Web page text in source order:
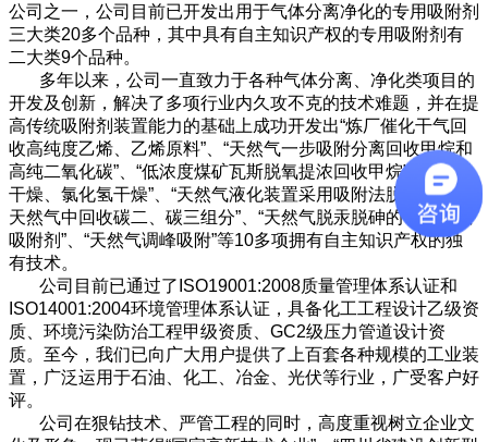
公司之一，公司目前已开发出用于气体分离净化的专用吸附剂
三大类20多个品种，其中具有自主知识产权的专用吸附剂有
二大类9个品种。
多年以来，公司一直致力于各种气体分离、净化类项目的
开发及创新，解决了多项行业内久攻不克的技术难题，并在提
高传统吸附剂装置能力的基础上成功开发出“炼厂催化干气回
收高纯度乙烯、乙烯原料”、“天然气一步吸附分离回收甲烷和
高纯二氧化碳”、“低浓度煤矿瓦斯脱氧提浓回收甲烷”、“氯气
干燥、氯化氢干燥”、“天然气液化装置采用吸附法脱碳”、“从
天然气中回收碳二、碳三组分”、“天然气脱汞脱砷的专用高效
吸附剂”、“天然气调峰吸附”等10多项拥有自主知识产权的独
有技术。
公司目前已通过了ISO19001:2008质量管理体系认证和
ISO14001:2004环境管理体系认证，具备化工工程设计乙级资
质、环境污染防治工程甲级资质、GC2级压力管道设计资
质。至今，我们已向广大用户提供了上百套各种规模的工业装
置，广泛运用于石油、化工、冶金、光伏等行业，广受客户好
评。
公司在狠钻技术、严管工程的同时，高度重视树立企业文